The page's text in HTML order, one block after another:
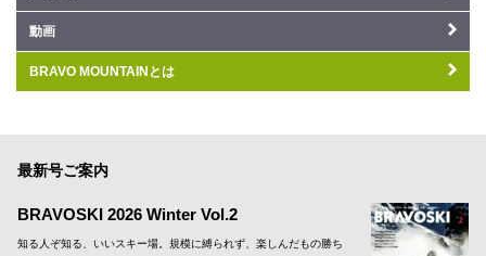
動画
BRAVO MOUNTAINとは
最新号ご案内
BRAVOSKI 2026 Winter Vol.2
知る人ぞ知る、いいスキー場。規模に縛られず、楽しんだもの勝ち